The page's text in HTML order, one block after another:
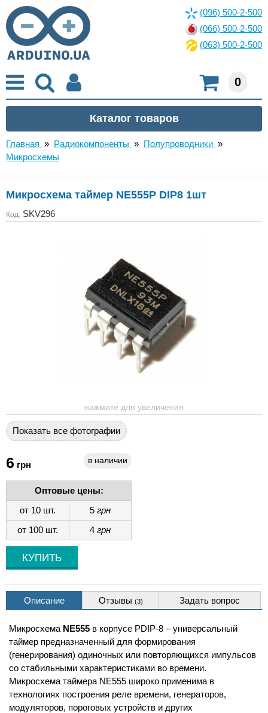
(096) 500-2-500
(066) 500-2-500
(063) 500-2-500
0
Главная » Радиокомпоненты » Полупроводники »
Микросхемы
Микросхема таймер NE555P DIP8 1шт
Код: SKV296
нажмите для увеличения
Показать все фотографии
6 грн в наличии
Оптовые цены:
от 10 шт.
5 грн
от 100 шт.
4 грн
Описание Отзывы (3) Задать вопрос
Микросхема NE555 в корпусе PDIP-8 – универсальный
таймер предназначенный для формирования
(генерирования) одиночных или повторяющихся импульсов
со стабильными характеристиками во времени.
Микросхема таймера NE555 широко применима в
технологиях построения реле времени, генераторов,
модуляторов, пороговых устройств и других